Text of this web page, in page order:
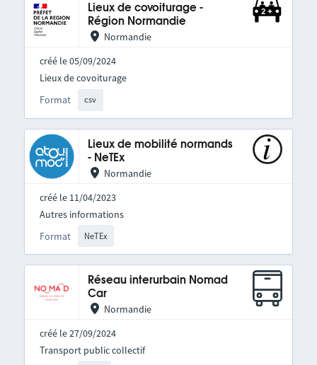
Lieux de covoiturage -
Région Normandie
Normandie
créé le 05/09/2024
Format csv
Lieux de covoiturage
Lieux de mobilité normands
- NeTEx
Normandie
créé le 11/04/2023
Format NeTEx
Autres informations
Réseau interurbain Nomad
Car
Normandie
créé le 27/09/2024
Transport public collectif